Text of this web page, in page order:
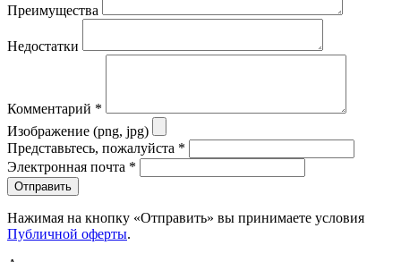
Преимущества
Недостатки
Комментарий *
Изображение (png, jpg)
Представьтесь, пожалуйста *
Электронная почта *
Отправить
Нажимая на кнопку «Отправить» вы принимаете условия
Публичной оферты.